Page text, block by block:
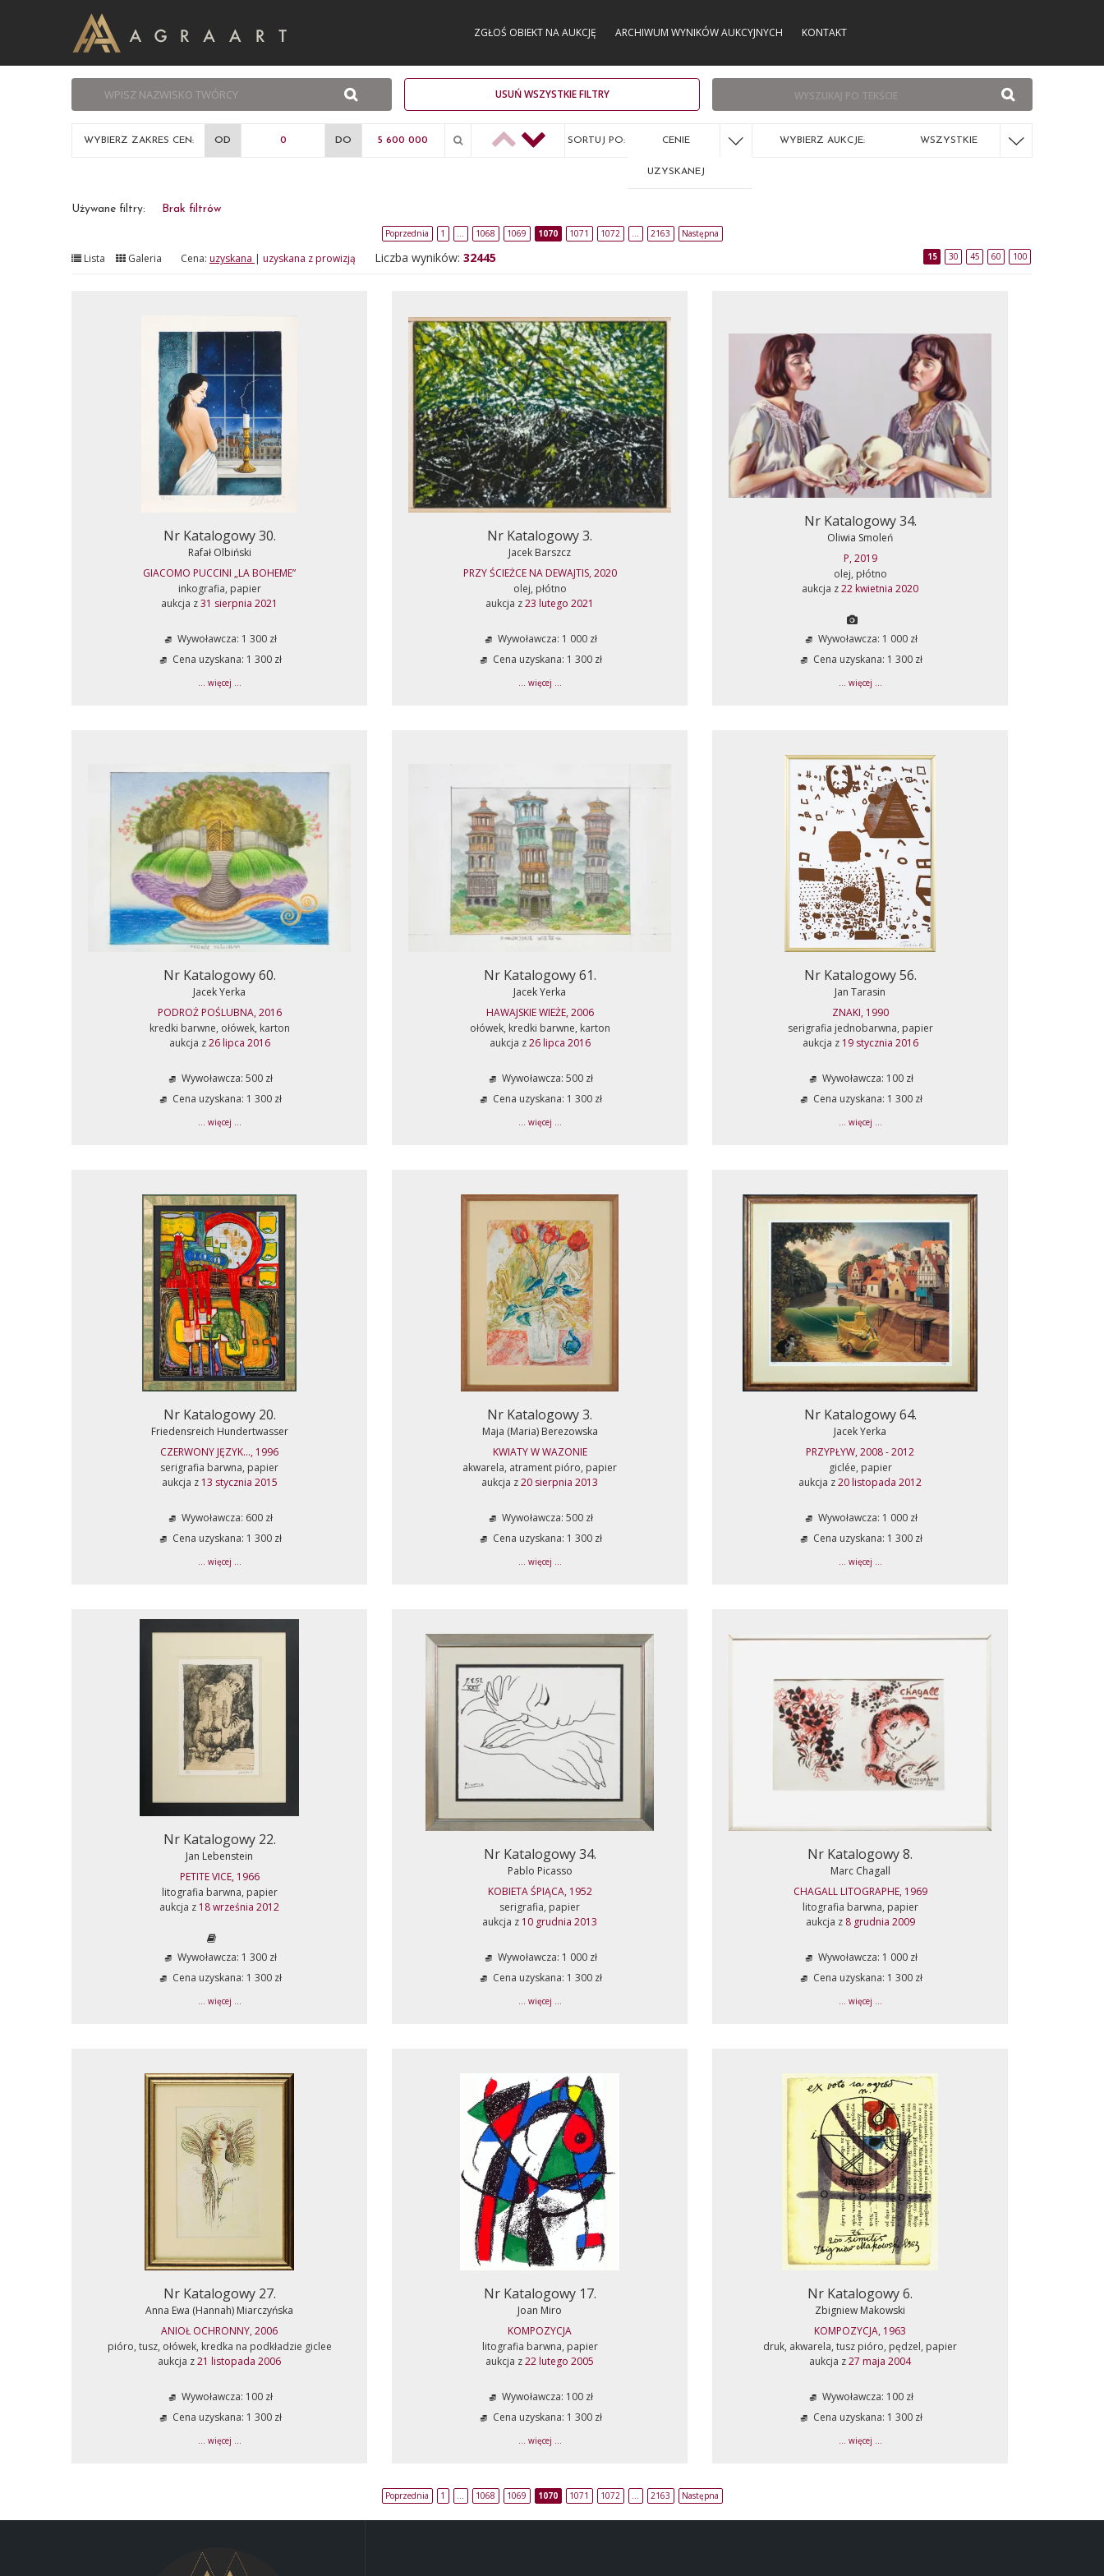
ZGŁOŚ OBIEKT NA AUKCJĘ ARCHIWUM WYNIKÓW AUKCYJNYCH KONTAKT
USUŃ WSZYSTKIE FILTRY
WYBIERZ ZAKRES CEN: OD DO SORTUJ PO: CENIE
UZYSKANEJ
WYBIERZ AUKCJE: WSZYSTKIE
Używane filtry: Brak filtrów
Poprzednia 1 … 1068 1069 1070 1071 1072 … 2163 Następna
Lista Galeria Cena: uzyskana | uzyskana z prowizją Liczba wyników: 32445 15 30 45 60 100
Nr Katalogowy 30.
Rafał Olbiński
GIACOMO PUCCINI „LA BOHEME”
inkografia, papier
aukcja z31 sierpnia 2021
Wywoławcza: 1 300 zł
Cena uzyskana: 1 300 zł
... więcej ...
Nr Katalogowy 3.
Jacek Barszcz
PRZY ŚCIEŻCE NA DEWAJTIS, 2020
olej, płótno
aukcja z23 lutego 2021
Wywoławcza: 1 000 zł
Cena uzyskana: 1 300 zł
... więcej ...
Nr Katalogowy 34.
Oliwia Smoleń
P, 2019
olej, płótno
aukcja z22 kwietnia 2020
Wywoławcza: 1 000 zł
Cena uzyskana: 1 300 zł
... więcej ...
Nr Katalogowy 60.
Jacek Yerka
PODROŻ POŚLUBNA, 2016
kredki barwne, ołówek, karton
aukcja z26 lipca 2016
Wywoławcza: 500 zł
Cena uzyskana: 1 300 zł
... więcej ...
Nr Katalogowy 61.
Jacek Yerka
HAWAJSKIE WIEŻE, 2006
ołówek, kredki barwne, karton
aukcja z26 lipca 2016
Wywoławcza: 500 zł
Cena uzyskana: 1 300 zł
... więcej ...
Nr Katalogowy 56.
Jan Tarasin
ZNAKI, 1990
serigrafia jednobarwna, papier
aukcja z 19 stycznia 2016
Wywoławcza: 100 zł
Cena uzyskana: 1 300 zł
... więcej ...
Nr Katalogowy 20.
Friedensreich Hundertwasser
CZERWONY JĘZYK..., 1996
serigrafia barwna, papier
aukcja z 13 stycznia 2015
Wywoławcza: 600 zł
Cena uzyskana: 1 300 zł
... więcej ...
Nr Katalogowy 3.
Maja (Maria) Berezowska
KWIATY W WAZONIE
akwarela, atrament pióro, papier
aukcja z20 sierpnia 2013
Wywoławcza: 500 zł
Cena uzyskana: 1 300 zł
... więcej ...
Nr Katalogowy 64.
Jacek Yerka
PRZYPŁYW, 2008 - 2012
giclée, papier
aukcja z20 listopada 2012
Wywoławcza: 1 000 zł
Cena uzyskana: 1 300 zł
... więcej ...
Nr Katalogowy 22.
Jan Lebenstein
PETITE VICE, 1966
litografia barwna, papier
aukcja z 18 września 2012
Wywoławcza: 1 300 zł
Cena uzyskana: 1 300 zł
... więcej ...
Nr Katalogowy 34.
Pablo Picasso
KOBIETA ŚPIĄCA, 1952
serigrafia, papier
aukcja z 10 grudnia 2013
Wywoławcza: 1 000 zł
Cena uzyskana: 1 300 zł
... więcej ...
Nr Katalogowy 8.
Marc Chagall
CHAGALL LITOGRAPHE, 1969
litografia barwna, papier
aukcja z 8 grudnia 2009
Wywoławcza: 1 000 zł
Cena uzyskana: 1 300 zł
... więcej ...
Nr Katalogowy 27.
Anna Ewa (Hannah) Miarczyńska
ANIOŁ OCHRONNY, 2006
pióro, tusz, ołówek, kredka na podkładzie giclee
aukcja z21 listopada 2006
Wywoławcza: 100 zł
Cena uzyskana: 1 300 zł
... więcej ...
Nr Katalogowy 17.
Joan Miro
KOMPOZYCJA
litografia barwna, papier
aukcja z22 lutego 2005
Wywoławcza: 100 zł
Cena uzyskana: 1 300 zł
... więcej ...
Nr Katalogowy 6.
Zbigniew Makowski
KOMPOZYCJA, 1963
druk, akwarela, tusz pióro, pędzel, papier
aukcja z27 maja 2004
Wywoławcza: 100 zł
Cena uzyskana: 1 300 zł
... więcej ...
Poprzednia 1 … 1068 1069 1070 1071 1072 … 2163 Następna